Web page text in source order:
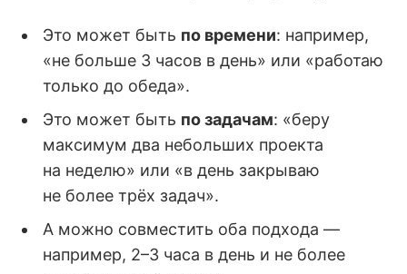
Это может быть по времени: например,
«не больше 3 часов в день» или «работаю
только до обеда».
Это может быть по задачам: «беру
максимум два небольших проекта
на неделю» или «в день закрываю
не более трёх задач».
А можно совместить оба подхода —
например, 2–3 часа в день и не более